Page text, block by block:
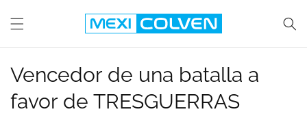
Vencedor de una batalla a
favor de TRESGUERRAS